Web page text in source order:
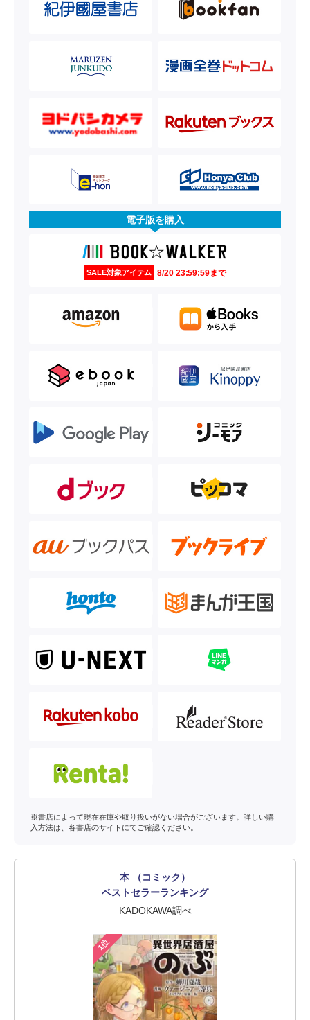
電子版を購入
SALE対象アイテム 8/20 23:59:59まで
※書店によって現在在庫や取り扱いがない場合がございます。詳しい購
入方法は、各書店のサイトにてご確認ください。
本 （コミック）
ベストセラーランキング
KADOKAWA調べ
1位